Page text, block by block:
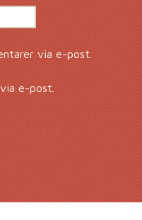
via e-post.
e-post.